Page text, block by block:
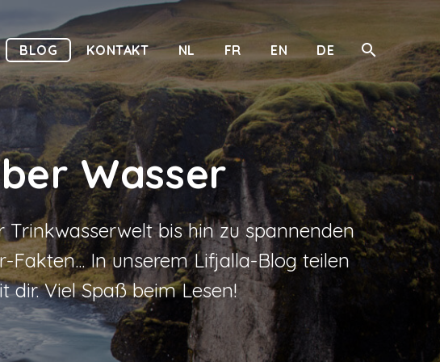
BLOG KONTAKT NL FR EN DE
Wasser
bis hin zu spannenden
In unserem Lifjalla-Blog teilen
dir. Viel Spaß beim Lesen!